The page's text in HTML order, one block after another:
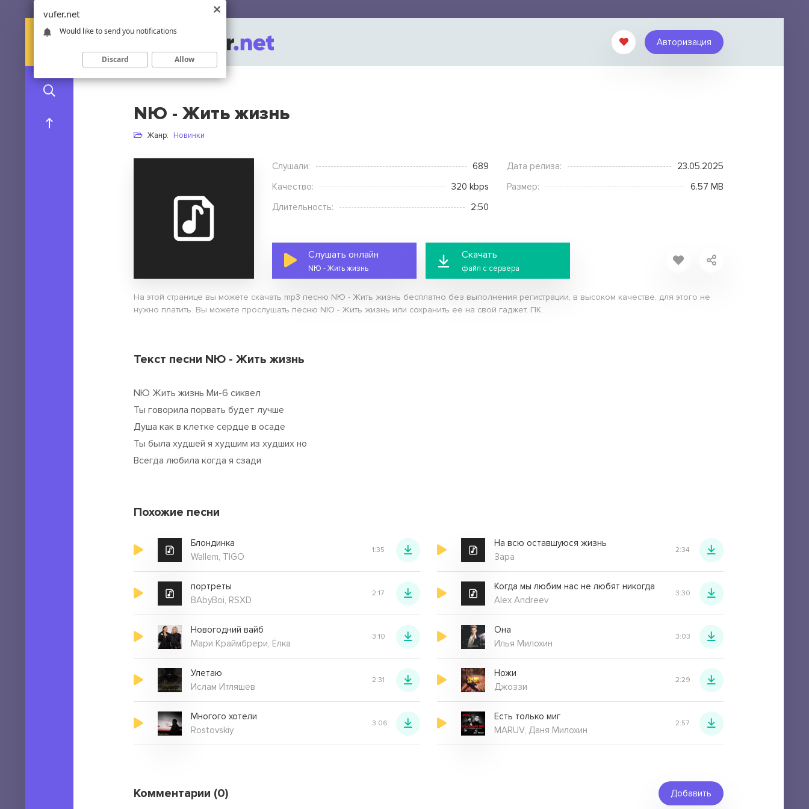
Авторизация
NЮ - Жить жизнь
Жанр: Новинки
Слушали: 689 Дата релиза:
23.05.2025
Качество:
320 kbps Размер:
6.57 MB
Длительность:
2:50
Слушать онлайн
NЮ - Жить жизнь
Скачать
файл с сервера
На этой странице вы можете скачать mp3 песню NЮ - Жить жизнь бесплатно без выполнения регистрации, в высоком качестве, для этого не
нужно платить. Вы можете прослушать песню NЮ - Жить жизнь или сохранить ее на свой гаджет, ПК.
Текст песни NЮ - Жить жизнь
NЮ Жить жизнь Ми-6 сиквел
Ты говорила порвать будет лучше
Душа как в клетке сердце в осаде
Ты была худшей я худшим из худших но
Всегда любила когда я сзади
Похожие песни
Блондинка
Wallem, TIGO
1:35
На всю оставшуюся жизнь
Зара
2:34
портреты
BAbyBoi, RSXD
2:17
Когда мы любим нас не любят никогда
Alex Andreev
3:30
Новогодний вайб
Мари Краймбрери, Ёлка
3:10
Она
Илья Милохин
3:03
Улетаю
Ислам Итляшев
2:31
Ножи
Джоззи
2:29
Многого хотели
Rostovskiy
3:06
Есть только миг
MARUV, Даня Милохин
2:57
Комментарии (0) Добавить
vufer.net
Would like to send you notifications
Discard Allow